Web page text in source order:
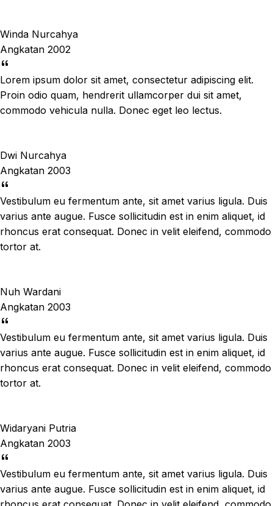
Winda Nurcahya
Angkatan 2002
Lorem ipsum dolor sit amet, consectetur adipiscing elit.
Proin odio quam, hendrerit ullamcorper dui sit amet,
commodo vehicula nulla. Donec eget leo lectus.
Dwi Nurcahya
Angkatan 2003
Vestibulum eu fermentum ante, sit amet varius ligula. Duis
varius ante augue. Fusce sollicitudin est in enim aliquet, id
rhoncus erat consequat. Donec in velit eleifend, commodo
tortor at.
Nuh Wardani
Angkatan 2003
Vestibulum eu fermentum ante, sit amet varius ligula. Duis
varius ante augue. Fusce sollicitudin est in enim aliquet, id
rhoncus erat consequat. Donec in velit eleifend, commodo
tortor at.
Widaryani Putria
Angkatan 2003
Vestibulum eu fermentum ante, sit amet varius ligula. Duis
varius ante augue. Fusce sollicitudin est in enim aliquet, id